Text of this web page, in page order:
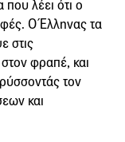
λέει ότι ο
Ο Έλληνας τα
στις
φραπέ, και
τον
και